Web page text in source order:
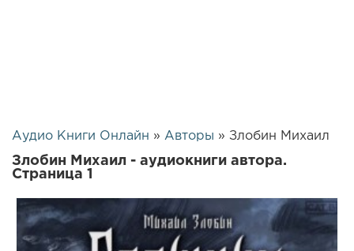
Аудио Книги Онлайн » Авторы » Злобин Михаил
Злобин Михаил - аудиокниги автора.
Страница 1